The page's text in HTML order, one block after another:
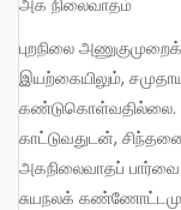
புறநிலை அணுகுமுறைக்கு நேர்மாறானதுதான் அகநிலை வாதம்.
இயற்கையிலும்,
கண்டுகொள்வதில்லை.
காட்டுவதுடன்,
அகநிலைவாதப்
சுயநலக்